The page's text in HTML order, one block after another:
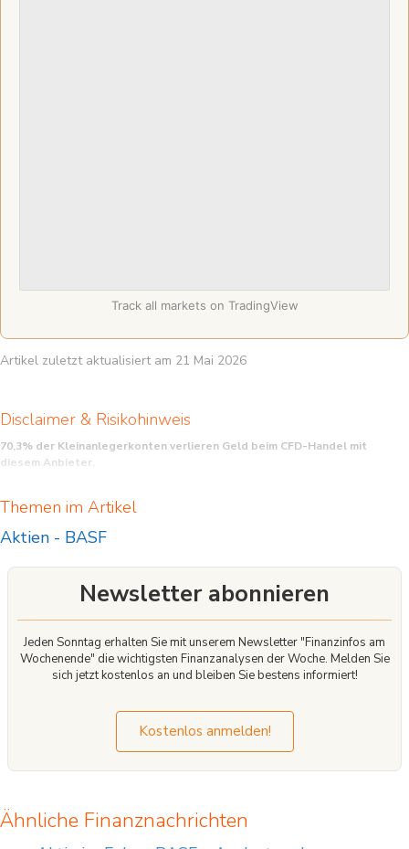
Track all markets on TradingView
Artikel zuletzt aktualisiert am 21 Mai 2026
Disclaimer & Risikohinweis
70,3% der Kleinanlegerkonten verlieren Geld beim CFD-Handel mit
diesem Anbieter.
hohes Risiko, schnell Geld zu verlieren. Sie sollten überlegen, ob Sie verstehen,
einzugehen, Ihr Geld zu verlieren.
Themen im Artikel
Aktien - BASF
Newsletter abonnieren
Jeden Sonntag erhalten Sie mit unserem Newsletter "Finanzinfos am
Wochenende" die wichtigsten Finanzanalysen der Woche. Melden Sie
sich jetzt kostenlos an und bleiben Sie bestens informiert!
Kostenlos anmelden!
Ähnliche Finanznachrichten